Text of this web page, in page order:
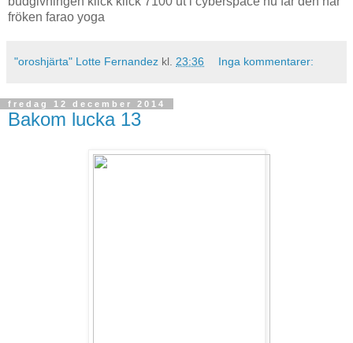
fröken farao yoga
"oroshjärta" Lotte Fernandez kl. 23:36 Inga kommentarer:
fredag 12 december 2014
Bakom lucka 13